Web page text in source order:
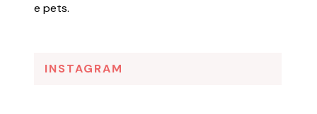
e pets.
INSTAGRAM